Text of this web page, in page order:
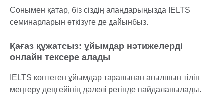
Сонымен қатар, біз сіздің алаңдарыңызда IELTS
семинарларын өткізуге де дайынбыз.
Қағаз құжатсыз: ұйымдар нәтижелерді
онлайн тексере алады
IELTS көптеген ұйымдар тарапынан ағылшын тілін
меңгеру деңгейінің дәлелі ретінде пайдаланылады.